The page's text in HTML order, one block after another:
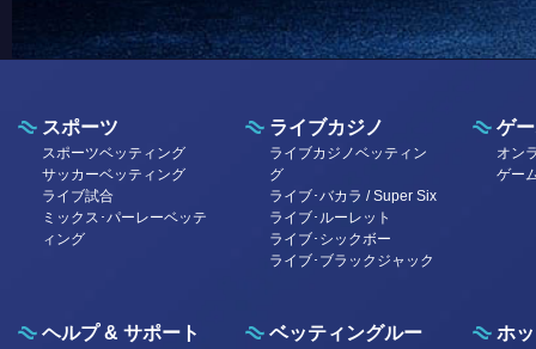
スポーツ
スポーツベッティング
サッカーベッティング
ライブ試合
ミックス･パーレーベッテ
ィング
ライブカジノ
ライブカジノベッティン
グ
ライブ･バカラ / Super Six
ライブ･ルーレット
ライブ･シックボー
ライブ･ブラックジャック
ゲ
オン
ゲー
ヘルプ & サポート
ベッティングルー
ホ